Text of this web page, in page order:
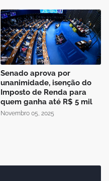
Senado aprova por
unanimidade, isenção do
Imposto de Renda para
quem ganha até R$ 5 mil
Novembro 05, 2025